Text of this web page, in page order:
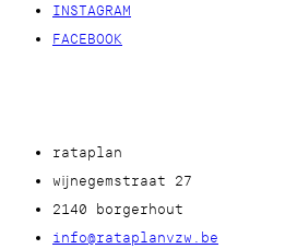
INSTAGRAM
FACEBOOK
rataplan
wijnegemstraat 27
2140 borgerhout
info@rataplanvzw.be